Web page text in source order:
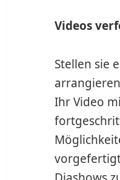
Videos
Stellen sie
Ihr Video